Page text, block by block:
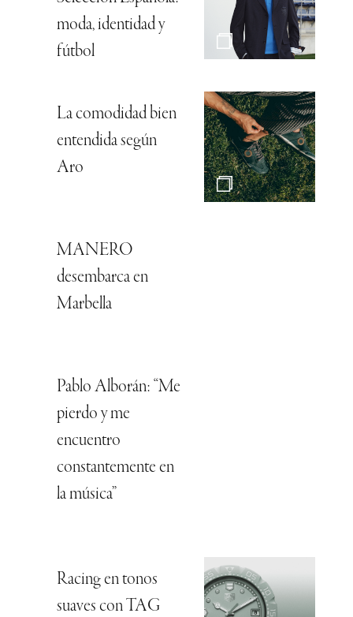
moda, identidad y
fútbol
La comodidad bien
entendida según
Aro
MANERO
desembarca en
Marbella
Pablo Alborán: “Me
pierdo y me
encuentro
constantemente en
la música”
Racing en tonos
suaves con TAG